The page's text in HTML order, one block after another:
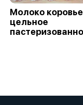
Молоко коровье
цельное